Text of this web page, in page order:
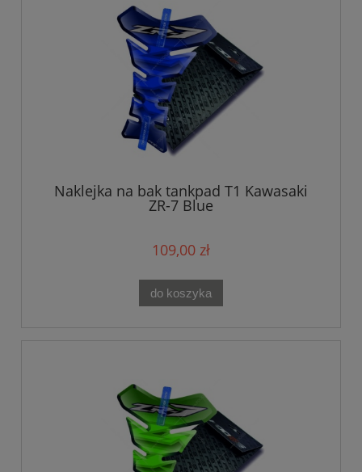
Naklejka na bak tankpad T1 Kawasaki
ZR-7 Blue
109,00 zł
do koszyka